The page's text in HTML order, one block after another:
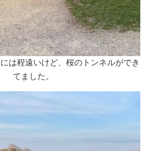
は程遠いけど、桜のトンネルができ
てました。